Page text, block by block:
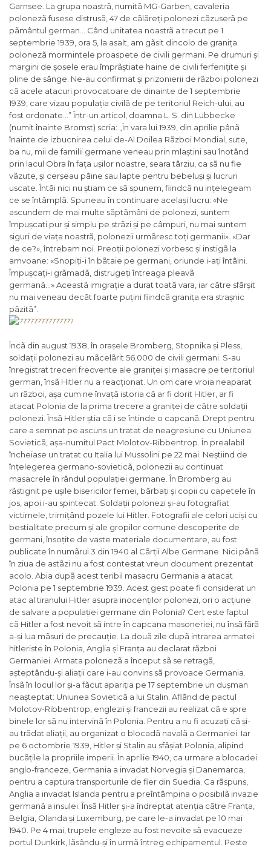
Garnsee. La grupa noastrã, numitã MG-Garben, cavaleria
polonezã fusese distrusã, 47 de cãlãreți polonezi cãzuserã pe
pãmântul german… Când unitatea noastrã a trecut pe 1
septembrie 1939, ora 5, la asalt, am gãsit dincolo de granița
polonezã mormintele proaspete de civili germani. Pe drumuri și
margini de șosele erau împrãștiate haine de civili ferfenițite și
pline de sânge. Ne-au confirmat și prizonierii de rãzboi polonezi
cã acele atacuri provocatoare de dinainte de 1 septembrie
1939, care vizau populația civilã de pe teritoriul Reich-ului, au
fost ordonate… ” Într-un articol, doamna L. S. din Lübbecke
(numit înainte Bromst) scria: „În vara lui 1939, din aprilie pânã
înainte de izbucnirea celui de-Al Doilea Rãzboi Mondial, sute,
ba nu, mii de familii germane veneau prin mlaștini sau înotând
prin lacul Obra în fața ușilor noastre, seara târziu, ca sã nu fie
vãzute, și cerșeau pâine sau lapte pentru bebeluși și lucruri
uscate. Întâi nici nu știam ce sã spunem, fiindcã nu ințelegeam
ce se întâmplã. Spuneau în continuare același lucru: «Ne
ascundem de mai multe sãptãmâni de polonezi, suntem
împușcati pur și simplu pe strãzi și pe câmpuri, nu mai suntem
siguri de viața noastrã, polonezii urmãresc toți germanii». «Dar
de ce?», întrebam noi. Preoții polonezi vorbesc și instigã la
amvoane: «Snopiți-i în bãtaie pe germani, oriunde i-ați întâlni.
Împușcați-i grãmadã, distrugeți întreaga pleavã
germanã…»Aceastã imigrație a durat toatã vara, iar cãtre sfârșit
nu mai veneau decât foarte puțini fiindcã granița era strașnic
pãzitã”.
Încã din august 1938, în orașele Bromberg, Stopnika și Pless,
soldații polonezi au mãcelãrit 56.000 de civili germani. S-au
înregistrat treceri frecvente ale graniței și masacre pe teritoriul
german, însã Hitler nu a reacționat. Un om care vroia neaparat
un rãzboi, așa cum ne învațã istoria cã ar fi dorit Hitler, ar fi
atacat Polonia de la prima trecere a graniței de cãtre soldații
polonezi. Însã Hitler știa cã i se întinde o capcanã. Drept pentru
care a semnat pe ascuns un tratat de neagresiune cu Uniunea
Sovieticã, așa-numitul Pact Molotov-Ribbentrop. În prealabil
încheiase un tratat cu Italia lui Mussolini pe 22 mai. Neștiind de
înțelegerea germano-sovieticã, polonezii au continuat
masacrele în rândul populației germane. În Bromberg au
rãstignit pe ușile bisericilor femei, bãrbați și copii cu capetele în
jos, apoi i-au spintecat. Soldații polonezi și-au fotografiat
victimele, trimițând pozele lui Hitler. Fotografii ale celori uciși cu
bestialitate precum și ale gropilor comune descoperite de
germani, însoțite de vaste materiale documentare, au fost
publicate în numãrul 3 din 1940 al Cãrții Albe Germane . Nici pânã
în ziua de astãzi nu a fost contestat vreun document prezentat
acolo. Abia dupã acest teribil masacru Germania a atacat
Polonia pe 1 septembrie 1939. Acest gest poate fi considerat un
atac al tiranului Hitler asupra inocenților polonezi, ori o acțiune
de salvare a populației germane din Polonia? Cert este faptul
cã Hitler a fost nevoit sã intre în capcana masoneriei, nu însã fãrã
a-și lua mãsuri de precauție. La douã zile dupã intrarea armatei
hitleriste în Polonia, Anglia și Franța au declarat rãzboi
Germaniei. Armata polonezã a început sã se retragã,
așteptându-și aliații care i-au convins sã provoace Germania.
Însã în locul lor și-a fãcut apariția pe 17 septembrie un dușman
neașteptat: Uniunea Sovieticã a lui Stalin. Aflând de pactul
Molotov-Ribbentrop, englezii și francezii au realizat cã e spre
binele lor sã nu intervinã în Polonia. Pentru a nu fi acuzați cã și-
au trãdat aliații, au organizat o blocadã navalã a Germaniei. Iar
pe 6 octombrie 1939, Hitler și Stalin au sfâșiat Polonia, alipind
bucãțile la propriile imperii. În aprilie 1940, ca urmare a blocadei
anglo-franceze, Germania a invadat Norvegia și Danemarca,
pentru a captura transporturile de fier din Suedia. Ca rãspuns,
Anglia a invadat Islanda pentru a preîntâmpina o posibilã invazie
germanã a insulei. Însã Hitler și-a îndreptat atenția cãtre Franța,
Belgia, Olanda și Luxemburg, pe care le-a invadat pe 10 mai
1940. Pe 4 mai, trupele engleze au fost nevoite sã evacueze
portul Dunkirk, lãsându-și în urmã întreg echipamentul. Peste